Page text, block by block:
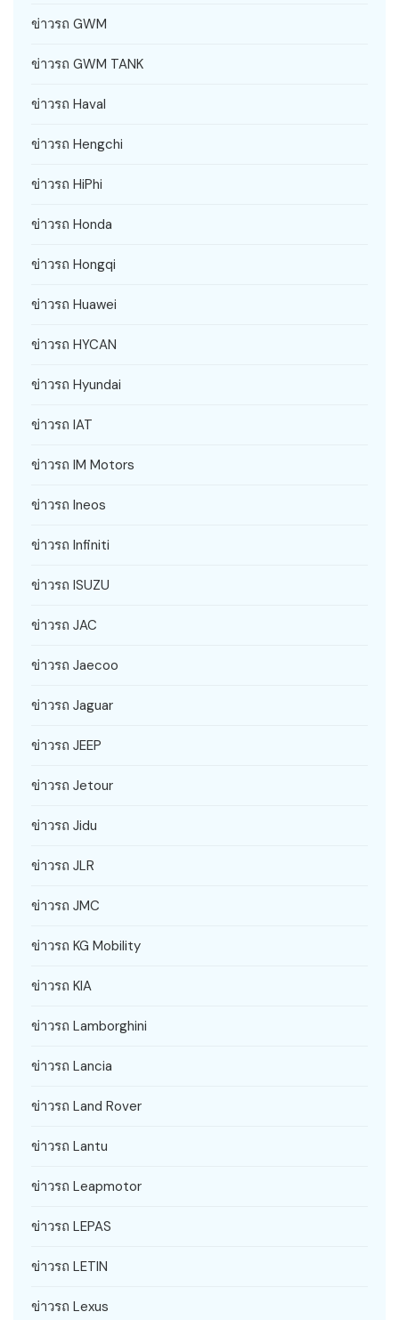
ข่าวรถ GWM
ข่าวรถ GWM TANK
ข่าวรถ Haval
ข่าวรถ Hengchi
ข่าวรถ HiPhi
ข่าวรถ Honda
ข่าวรถ Hongqi
ข่าวรถ Huawei
ข่าวรถ HYCAN
ข่าวรถ Hyundai
ข่าวรถ IAT
ข่าวรถ IM Motors
ข่าวรถ Ineos
ข่าวรถ Infiniti
ข่าวรถ ISUZU
ข่าวรถ JAC
ข่าวรถ Jaecoo
ข่าวรถ Jaguar
ข่าวรถ JEEP
ข่าวรถ Jetour
ข่าวรถ Jidu
ข่าวรถ JLR
ข่าวรถ JMC
ข่าวรถ KG Mobility
ข่าวรถ KIA
ข่าวรถ Lamborghini
ข่าวรถ Lancia
ข่าวรถ Land Rover
ข่าวรถ Lantu
ข่าวรถ Leapmotor
ข่าวรถ LEPAS
ข่าวรถ LETIN
ข่าวรถ Lexus